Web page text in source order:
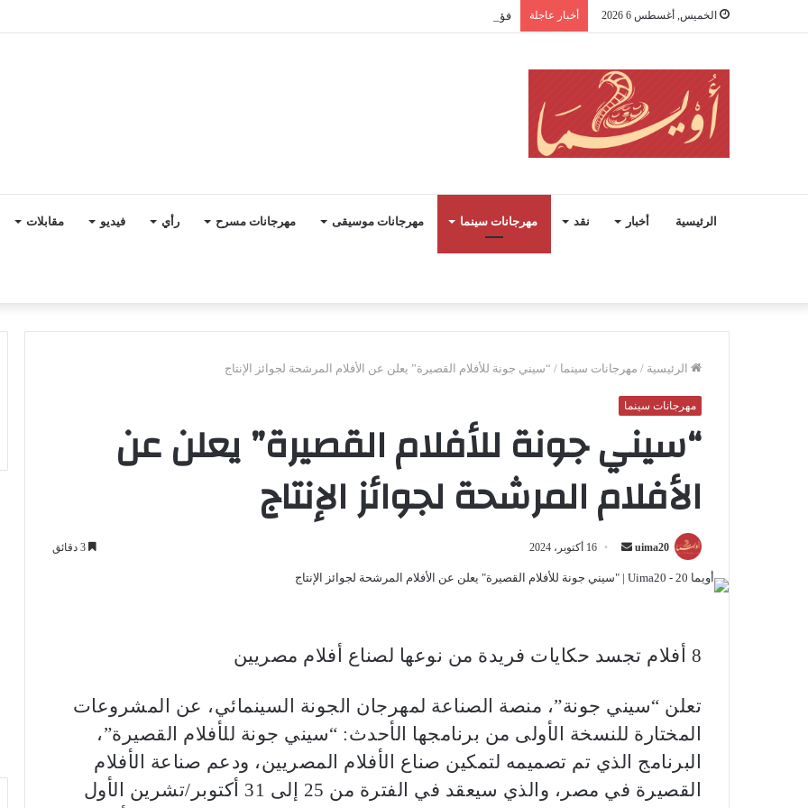
الخميس, أغسطس 6 2026 أخبار عاجلة فؤاد المهندس.. حينما نطقت حضارة المصريين
الرئيسية أخبار نقد مهرجانات سينما مهرجانات موسيقى مهرجانات مسرح رأي فيديو مقابلات
الرئيسية / مهرجانات سينما / “سيني جونة للأفلام القصيرة” يعلن عن الأفلام المرشحة لجوائز الإنتاج
مهرجانات سينما
“سيني جونة للأفلام القصيرة” يعلن عن
الأفلام المرشحة لجوائز الإنتاج
uima20
أرسل 16 أكتوبر، 2024
8 أفلام تجسد حكايات فريدة من نوعها لصناع أفلام مصريين
تعلن “سيني جونة”، منصة الصناعة لمهرجان الجونة السينمائي، عن المشروعات
المختارة للنسخة الأولى من برنامجها الأحدث: “سيني جونة للأفلام القصيرة”،
البرنامج الذي تم تصميمه لتمكين صناع الأفلام المصريين، ودعم صناعة الأفلام
القصيرة في مصر، والذي سيعقد في الفترة من 25 إلى 31 أكتوبر/تشرين الأول